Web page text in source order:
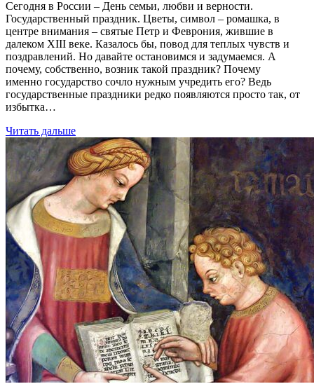
Сегодня в России – День семьи, любви и верности.
Государственный праздник. Цветы, символ – ромашка, в
центре внимания – святые Петр и Феврония, жившие в
далеком XIII веке. Казалось бы, повод для теплых чувств и
поздравлений. Но давайте остановимся и задумаемся. А
почему, собственно, возник такой праздник? Почему
именно государство сочло нужным учредить его? Ведь
государственные праздники редко появляются просто так, от
избытка…
Читать дальше